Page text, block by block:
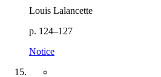
Louis Lalancette
p. 124–127
Notice